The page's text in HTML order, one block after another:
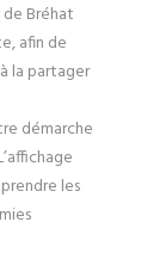
de Bréhat
afin de
la partager
démarche
les